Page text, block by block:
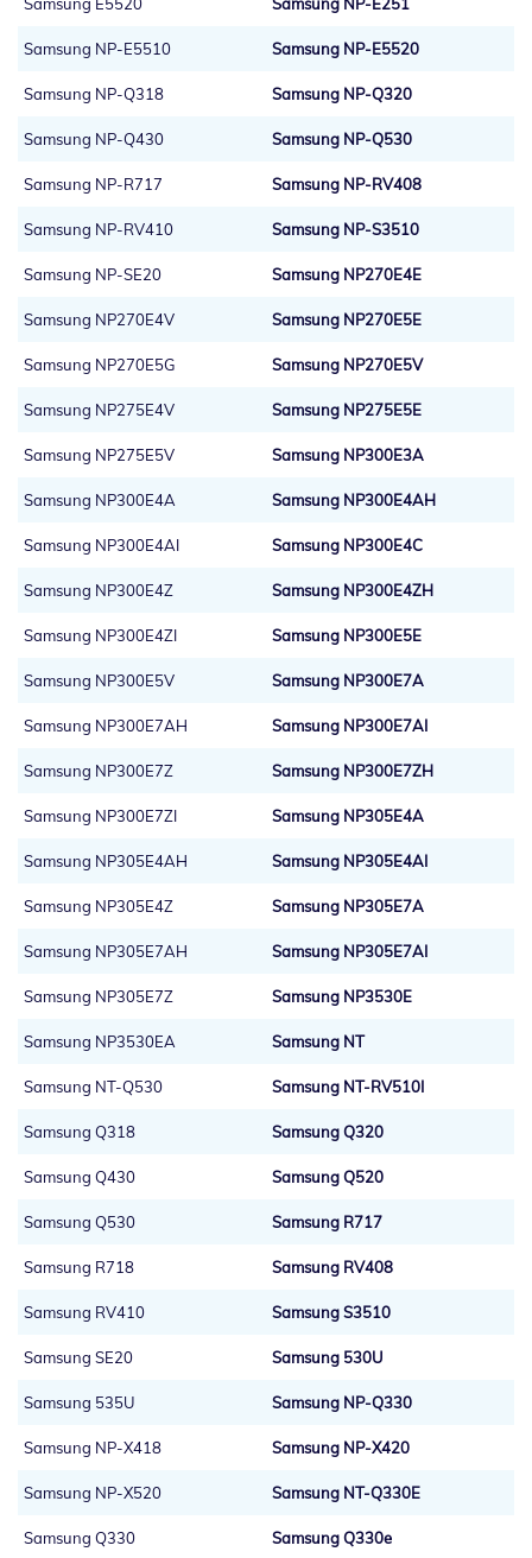
Samsung E5520 Samsung NP-E251
Samsung NP-E5510 Samsung NP-E5520
Samsung NP-Q318 Samsung NP-Q320
Samsung NP-Q430 Samsung NP-Q530
Samsung NP-R717 Samsung NP-RV408
Samsung NP-RV410 Samsung NP-S3510
Samsung NP-SE20 Samsung NP270E4E
Samsung NP270E4V Samsung NP270E5E
Samsung NP270E5G Samsung NP270E5V
Samsung NP275E4V Samsung NP275E5E
Samsung NP275E5V Samsung NP300E3A
Samsung NP300E4A Samsung NP300E4AH
Samsung NP300E4AI Samsung NP300E4C
Samsung NP300E4Z Samsung NP300E4ZH
Samsung NP300E4ZI Samsung NP300E5E
Samsung NP300E5V Samsung NP300E7A
Samsung NP300E7AH Samsung NP300E7AI
Samsung NP300E7Z Samsung NP300E7ZH
Samsung NP300E7ZI Samsung NP305E4A
Samsung NP305E4AH Samsung NP305E4AI
Samsung NP305E4Z Samsung NP305E7A
Samsung NP305E7AH Samsung NP305E7AI
Samsung NP305E7Z Samsung NP3530E
Samsung NP3530EA Samsung NT
Samsung NT-Q530 Samsung NT-RV510I
Samsung Q318 Samsung Q320
Samsung Q430 Samsung Q520
Samsung Q530 Samsung R717
Samsung R718 Samsung RV408
Samsung RV410 Samsung S3510
Samsung SE20 Samsung 530U
Samsung 535U Samsung NP-Q330
Samsung NP-X418 Samsung NP-X420
Samsung NP-X520 Samsung NT-Q330E
Samsung Q330 Samsung Q330e